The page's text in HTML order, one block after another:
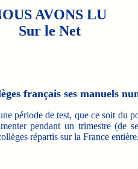
AVONS LU
Sur le Net
français ses manuels
période de test, que ce soit du
pendant un trimestre (de
répartis sur la France